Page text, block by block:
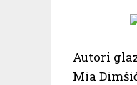
Autori
Mia